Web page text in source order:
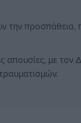
την προσπάθεια,
απουσίες, με τον